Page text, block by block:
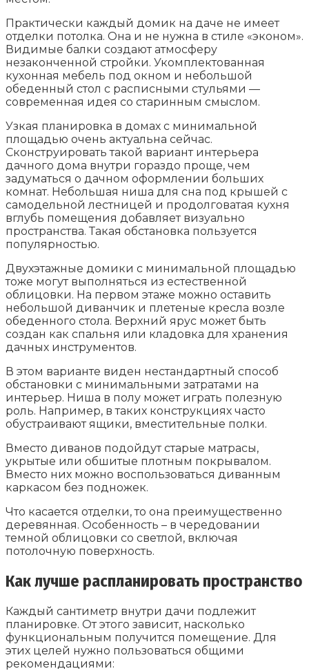
Практически каждый домик на даче не имеет
отделки потолка. Она и не нужна в стиле «эконом».
Видимые балки создают атмосферу
незаконченной стройки. Укомплектованная
кухонная мебель под окном и небольшой
обеденный стол с расписными стульями —
современная идея со старинным смыслом.
Узкая планировка в домах с минимальной
площадью очень актуальна сейчас.
Сконструировать такой вариант интерьера
дачного дома внутри гораздо проще, чем
задуматься о дачном оформлении больших
комнат. Небольшая ниша для сна под крышей с
самодельной лестницей и продолговатая кухня
вглубь помещения добавляет визуально
пространства. Такая обстановка пользуется
популярностью.
Двухэтажные домики с минимальной площадью
тоже могут выполняться из естественной
облицовки. На первом этаже можно оставить
небольшой диванчик и плетеные кресла возле
обеденного стола. Верхний ярус может быть
создан как спальня или кладовка для хранения
дачных инструментов.
В этом варианте виден нестандартный способ
обстановки с минимальными затратами на
интерьер. Ниша в полу может играть полезную
роль. Например, в таких конструкциях часто
обустраивают ящики, вместительные полки.
Вместо диванов подойдут старые матрасы,
укрытые или обшитые плотным покрывалом.
Вместо них можно воспользоваться диванным
каркасом без подножек.
Что касается отделки, то она преимущественно
деревянная. Особенность – в чередовании
темной облицовки со светлой, включая
потолочную поверхность.
Как лучше распланировать пространство
Каждый сантиметр внутри дачи подлежит
планировке. От этого зависит, насколько
функциональным получится помещение. Для
этих целей нужно пользоваться общими
рекомендациями: